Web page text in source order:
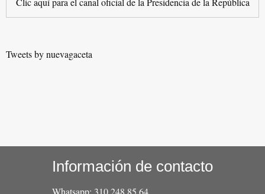
Tweets by nuevagaceta
Información de contacto
Whatsapp: 310 248 85 64